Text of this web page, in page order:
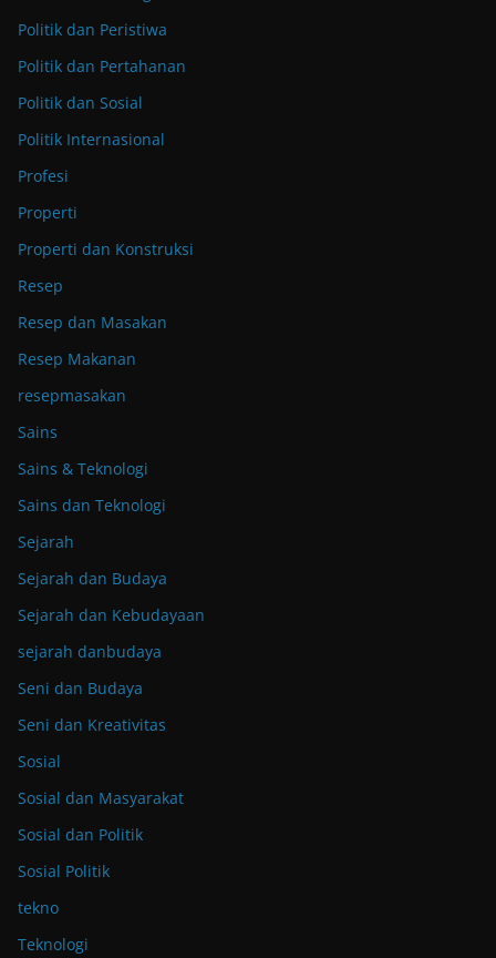
Politik dan Peristiwa
Politik dan Pertahanan
Politik dan Sosial
Politik Internasional
Profesi
Properti
Properti dan Konstruksi
Resep
Resep dan Masakan
Resep Makanan
resepmasakan
Sains
Sains & Teknologi
Sains dan Teknologi
Sejarah
Sejarah dan Budaya
Sejarah dan Kebudayaan
sejarah danbudaya
Seni dan Budaya
Seni dan Kreativitas
Sosial
Sosial dan Masyarakat
Sosial dan Politik
Sosial Politik
tekno
Teknologi